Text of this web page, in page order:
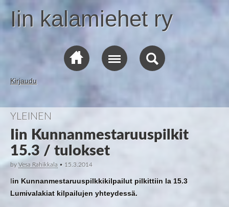
Iin kalamiehet ry
Kirjaudu
YLEINEN
Iin Kunnanmestaruuspilkit
15.3 / tulokset
by Vesa Rahikkala • 15.3.2014
Iin Kunnanmestaruuspilkkikilpailut pilkittiin la 15.3
Lumivalakiat kilpailujen yhteydessä.